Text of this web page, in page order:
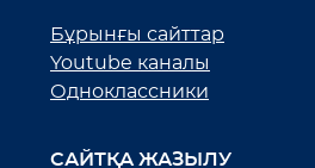
Бұрынғы сайттар
Youtube каналы
Одноклассники
САЙТҚА ЖАЗЫЛУ